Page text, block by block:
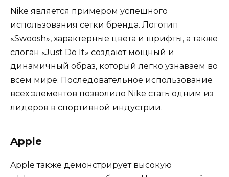
Nike является примером успешного
использования сетки бренда. Логотип
«Swoosh», характерные цвета и шрифты, а также
слоган «Just Do It» создают мощный и
динамичный образ, который легко узнаваем во
всем мире. Последовательное использование
всех элементов позволило Nike стать одним из
лидеров в спортивной индустрии.
Apple
Apple также демонстрирует высокую